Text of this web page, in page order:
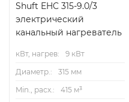
Shuft EHC 315-9.0/3
электрический
канальный нагреватель
кВт, нагрев:
9 кВт
Диаметр.:
315 мм
Min., расх.:
415 м³